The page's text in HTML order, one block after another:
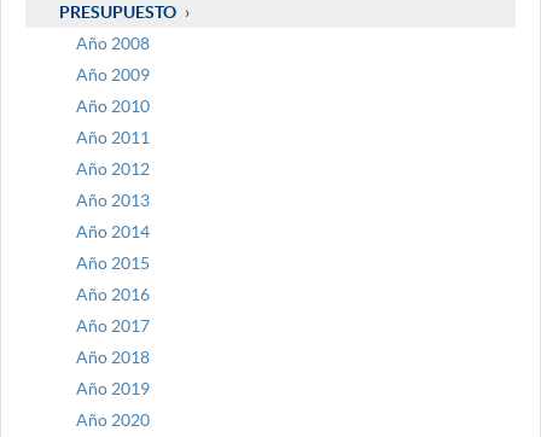
PRESUPUESTO
Año 2008
Año 2009
Año 2010
Año 2011
Año 2012
Año 2013
Año 2014
Año 2015
Año 2016
Año 2017
Año 2018
Año 2019
Año 2020